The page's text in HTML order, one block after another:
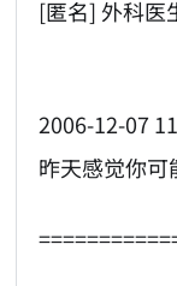
[匿名] 外科医
2006-12-07
昨天感觉你可